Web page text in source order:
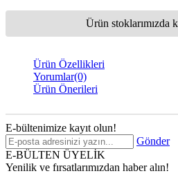
Ürün stoklarımızda
Ürün Özellikleri
Yorumlar(0)
Ürün Önerileri
E-bültenimize kayıt olun!
Gönder
E-BÜLTEN ÜYELİK
Yenilik ve fırsatlarımızdan haber alın!